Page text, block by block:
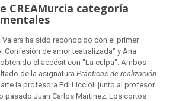
CREAMurcia categoría
ha sido reconocido con el primer
Confesión de amor teatralizada" y Ana
el accésit con "La culpa". Ambos
de la asignatura Prácticas de realización
la profesora Edi Liccioli junto al profesor
pasado Juan Carlos Martínez. Los cortos